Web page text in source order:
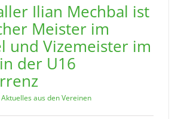
Ilian Mechbal ist
Meister im
und Vizemeister im
der U16
Aktuelles aus den Vereinen